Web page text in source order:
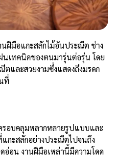
นฝีมือแกะสลักไม้อันประณีต ช่าง
เทคนิคของตนมารุ่นต่อรุ่น โดย
และสวยงามซึ่งแสดงถึงมรดก
ที่
รอบคลุมหลากหลายรูปแบบและ
กะสลักอย่างประณีตไปจนถึง
อ่อน งานฝีมือเหล่านี้มีความโดด